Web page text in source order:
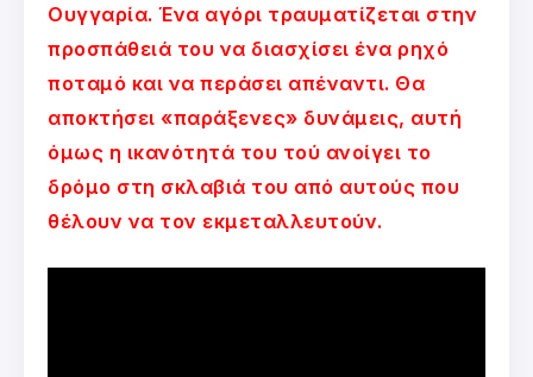
Ουγγαρία. Ένα αγόρι τραυματίζεται στην
προσπάθειά του να διασχίσει ένα ρηχό
ποταμό και να περάσει απέναντι. Θα
αποκτήσει «παράξενες» δυνάμεις, αυτή
όμως η ικανότητά του τού ανοίγει το
δρόμο στη σκλαβιά του από αυτούς που
θέλουν να τον εκμεταλλευτούν.